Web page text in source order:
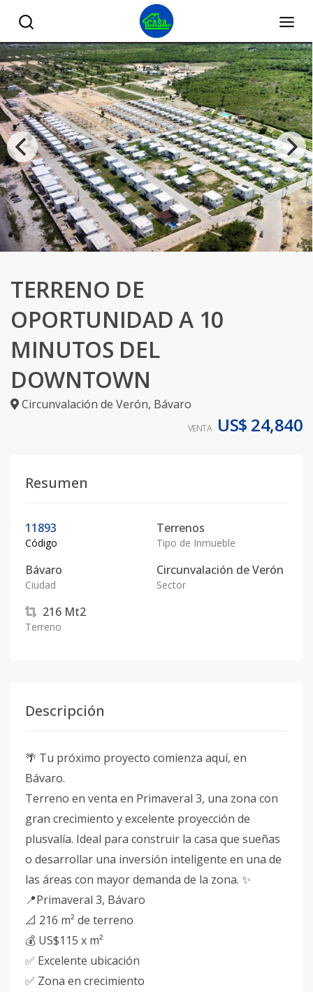
TERRENO DE
OPORTUNIDAD A 10
MINUTOS DEL
DOWNTOWN
Circunvalación de Verón, Bávaro
VENTA US$ 24,840
Resumen
11893
Código
Terrenos
Tipo de Inmueble
Bávaro
Ciudad
Circunvalación de Verón
Sector
216 Mt2
Terreno
Descripción
🌴 Tu próximo proyecto comienza aquí, en
Bávaro.
Terreno en venta en Primaveral 3, una zona con
gran crecimiento y excelente proyección de
plusvalía. Ideal para construir la casa que sueñas
o desarrollar una inversión inteligente en una de
las áreas con mayor demanda de la zona. ✨
📍Primaveral 3, Bávaro
📐 216 m² de terreno
💰 US$115 x m²
✅ Excelente ubicación
✅ Zona en crecimiento